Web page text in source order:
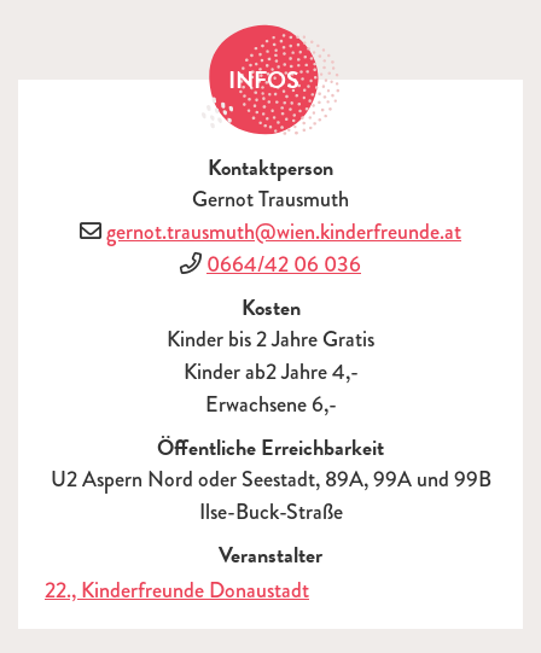
INFOS
Kontaktperson
Gernot Trausmuth
E-Mail
gernot.trausmuth@wien.kinderfreunde.at
Telefon
0664/42 06 036
Kosten
Kinder bis 2 Jahre Gratis
Kinder ab2 Jahre 4,-
Erwachsene 6,-
Öffentliche Erreichbarkeit
U2 Aspern Nord oder Seestadt, 89A, 99A und 99B
Ilse-Buck-Straße
Veranstalter
22., Kinderfreunde Donaustadt